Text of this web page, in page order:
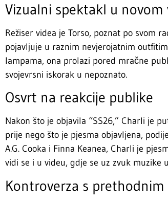
Vizualni spektakl u novom
Režiser videa je Torso, poznat po svom
pojavljuje u raznim nevjerojatnim
lampama, ona prolazi pored mračne
svojevrsni iskorak u nepoznato.
Osvrt na reakcije publike
Nakon što je objavila “SS26,” Charli je
prije nego što je pjesma objavljena,
A.G. Cooka i Finna Keanea, Charli je
vidi se i u videu, gdje se uz zvuk muzike
Kontroverza s